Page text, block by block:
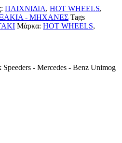
ΠΑΙΧΝΙΔΙΑ, HOT WHEELS,
- ΜΗΧΑΝΕΣ Tags
Μάρκα: HOT WHEELS,
- Mercedes - Benz Unimog